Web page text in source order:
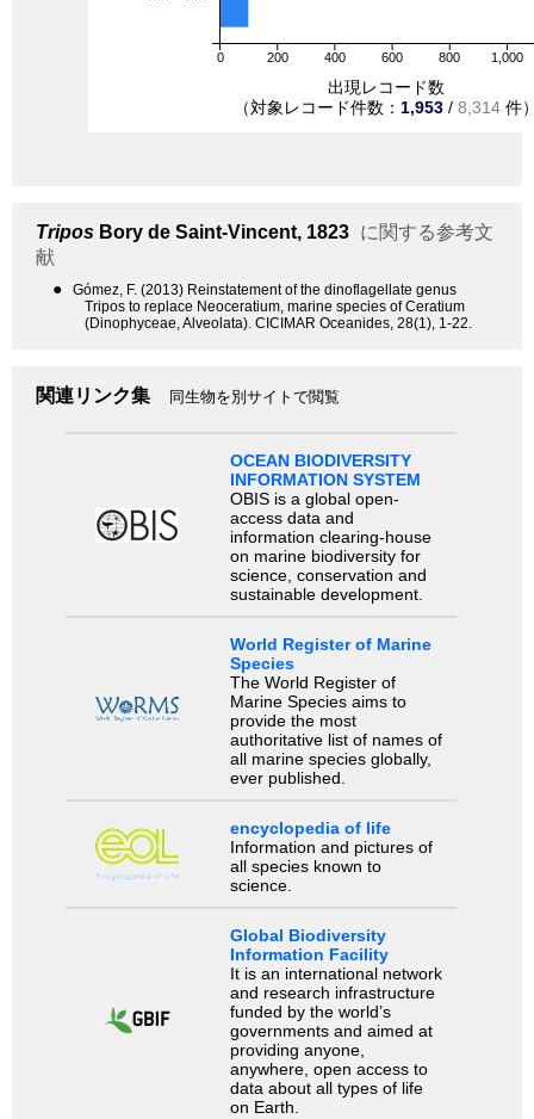
0 200 400 600 800 1,000
出現レコード数
（対象レコード件数： 1,953 / 8,314 件
Tripos Bory de Saint-Vincent, 1823 に関する参考文
献
●
Gómez, F. (2013) Reinstatement of the dinoflagellate genus
Tripos to replace Neoceratium, marine species of Ceratium
(Dinophyceae, Alveolata). CICIMAR Oceanides, 28(1), 1-22.
関連リンク集 同生物を別サイトで閲覧
OCEAN BIODIVERSITY
INFORMATION SYSTEM
OBIS is a global open-
access data and
information clearing-house
on marine biodiversity for
science, conservation and
sustainable development.
World Register of Marine
Species
The World Register of
Marine Species aims to
provide the most
authoritative list of names of
all marine species globally,
ever published.
encyclopedia of life
Information and pictures of
all species known to
science.
Global Biodiversity
Information Facility
It is an international network
and research infrastructure
funded by the world’s
governments and aimed at
providing anyone,
anywhere, open access to
data about all types of life
on Earth.